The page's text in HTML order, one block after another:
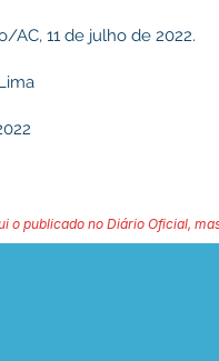
AC, 11 de julho de 2022.
o publicado no Diário Oficial,